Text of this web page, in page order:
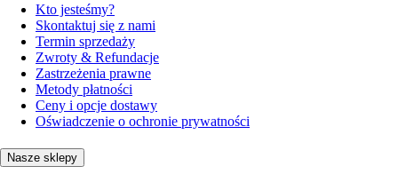
Kto jesteśmy?
Skontaktuj się z nami
Termin sprzedaży
Zwroty & Refundacje
Zastrzeżenia prawne
Metody płatności
Ceny i opcje dostawy
Oświadczenie o ochronie prywatności
Nasze sklepy